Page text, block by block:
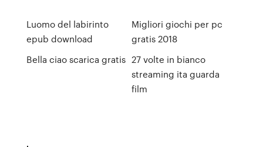
Luomo del labirinto
epub download
Bella ciao scarica gratis
Migliori giochi per pc
gratis 2018
27 volte in bianco
streaming ita guarda
film